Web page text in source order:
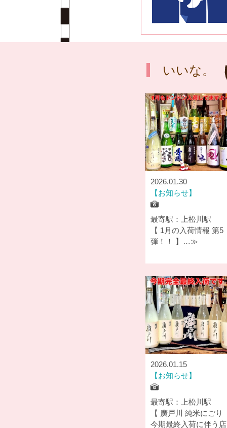
いいな。
2026.01.30
お知らせ
最寄駅：上松川駅
【 1月の入荷情報 第5
弾！！ 】…≫
2026.01.15
お知らせ
最寄駅：上松川駅
【 廣戸川 純米にごり
今期最終入荷に伴う店